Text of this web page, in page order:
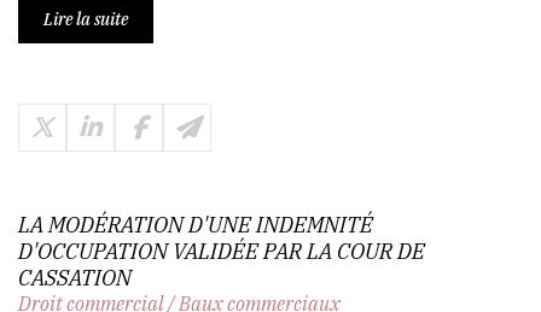
Lire la suite
LA MODÉRATION D'UNE INDEMNITÉ
D'OCCUPATION VALIDÉE PAR LA COUR DE
CASSATION
Droit commercial/Baux commerciaux